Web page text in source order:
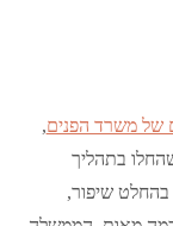
של משרד הפנים,
אלף פליטים שהחלו בתהליך
אשרה. זה בהחלט שיפור,